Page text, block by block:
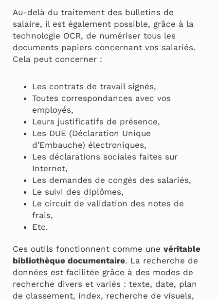
Au-delà du traitement des bulletins de
salaire, il est également possible, grâce à la
technologie OCR, de numériser tous les
documents papiers concernant vos salariés.
Cela peut concerner :
Les contrats de travail signés,
Toutes correspondances avec vos
employés,
Leurs justificatifs de présence,
Les DUE (Déclaration Unique
d’Embauche) électroniques,
Les déclarations sociales faites sur
Internet,
Les demandes de congés des salariés,
Le suivi des diplômes,
Le circuit de validation des notes de
frais,
Etc.
Ces outils fonctionnent comme une véritable
bibliothèque documentaire. La recherche de
données est facilitée grâce à des modes de
recherche divers et variés : texte, date, plan
de classement, index, recherche de visuels,